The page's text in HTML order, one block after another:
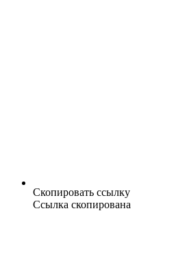
Скопировать ссылку
Ссылка скопирована